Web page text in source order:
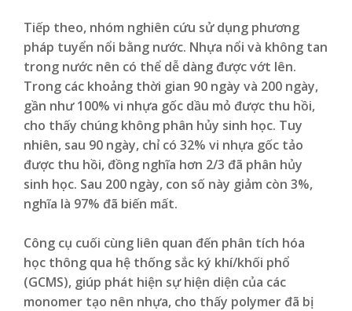
Tiếp theo, nhóm nghiên cứu sử dụng phương
pháp tuyển nổi bằng nước. Nhựa nổi và không tan
trong nước nên có thể dễ dàng được vớt lên.
Trong các khoảng thời gian 90 ngày và 200 ngày,
gần như 100% vi nhựa gốc dầu mỏ được thu hồi,
cho thấy chúng không phân hủy sinh học. Tuy
nhiên, sau 90 ngày, chỉ có 32% vi nhựa gốc tảo
được thu hồi, đồng nghĩa hơn 2/3 đã phân hủy
sinh học. Sau 200 ngày, con số này giảm còn 3%,
nghĩa là 97% đã biến mất.
Công cụ cuối cùng liên quan đến phân tích hóa
học thông qua hệ thống sắc ký khí/khối phổ
(GCMS), giúp phát hiện sự hiện diện của các
monomer tạo nên nhựa, cho thấy polymer đã bị